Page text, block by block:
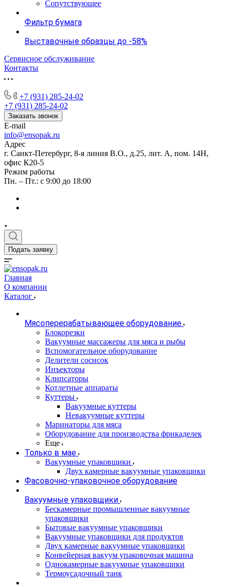
Сопутствующее
Фильтр бумага
Выставочные образцы до -58%
Сервисное обслуживание
Контакты
+7 (931) 285-24-02
+7 (931) 285-24-02
Заказать звонок
E-mail
info@ensopak.ru
Адрес
г. Санкт-Петербург, 8-я линия В.О., д.25, лит. А, пом. 14Н,
офис К20-5
Режим работы
Пн. – Пт.: с 9:00 до 18:00
Подать заявку
Главная
О компании
Каталог
Мясоперерабатывающее оборудование
Блокорезки
Вакуумные массажеры для мяса и рыбы
Вспомогательное оборудование
Делители сосисок
Инъекторы
Клипсаторы
Котлетные аппараты
Куттеры
Вакуумные куттеры
Невакуумные куттеры
Маринаторы для мяса
Оборудование для производства фрикаделек
Еще
Только в мае
Вакуумные упаковщики
Двух камерные вакуумные упаковщики
Фасовочно-упаковочное оборудование
Вакуумные упаковщики
Бескамерные промышленные вакуумные
упаковщики
Бытовые вакуумные упаковщики
Вакуумные упаковщики для продуктов
Двух камерные вакуумные упаковщики
Конвейерная вакуум упаковочная машина
Однокамерные вакуумные упаковщики
Термоусадочный танк